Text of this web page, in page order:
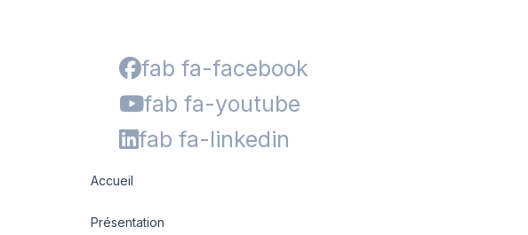
fab fa-facebook
fab fa-youtube
fab fa-linkedin
Accueil
Présentation